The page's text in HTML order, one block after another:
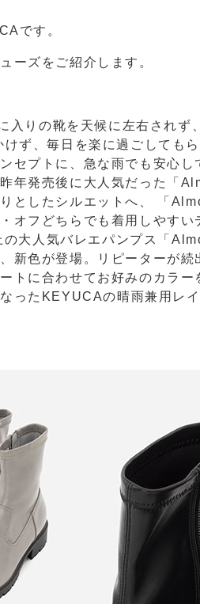
です。
ーズをご紹介します。
⼊りの靴を天候に左右されず
けず、毎⽇を楽に過ごしても
セプトに、急な⾬でも安⼼
年発売後に⼤⼈気だった「
としたシルエットへ、 「
オフどちらでも着⽤しやす
⼤⼈気バレエパンプス「
新⾊が登場。リピーターが
トに合わせてお好みのカラー
ったKEYUCAの晴⾬兼⽤レ